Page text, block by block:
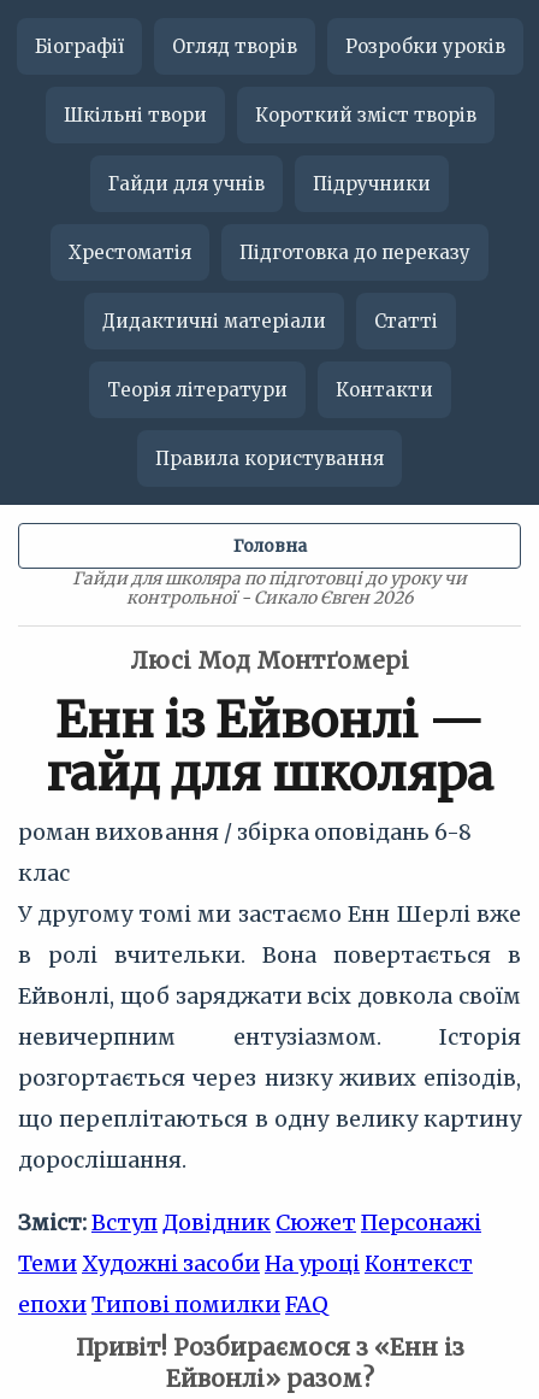
Біографії Огляд творів Розробки уроків
Шкільні твори Короткий зміст творів
Гайди для учнів Підручники
Хрестоматія Підготовка до переказу
Дидактичні матеріали Статті
Теорія літератури Контакти
Правила користування
Гайди для школяра по підготовці до уроку чи
контрольної - Сикало Євген 2026
Головна
Люсі Мод Монтґомері
Енн із Ейвонлі —
гайд для школяра
роман виховання / збірка оповідань 6-8
клас
У другому томі ми застаємо Енн Шерлі вже
в ролі вчительки. Вона повертається в
Ейвонлі, щоб заряджати всіх довкола своїм
невичерпним ентузіазмом. Історія
розгортається через низку живих епізодів,
що переплітаються в одну велику картину
дорослішання.
Зміст:ВступДовідник Сюжет Персонажі
ТемиХудожні засобиНа уроці Контекст
епохиТипові помилкиFAQ
Привіт! Розбираємося з «Енн із
Ейвонлі» разом?